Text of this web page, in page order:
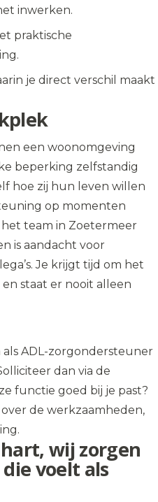
inwerken.
praktische
je direct verschil maakt
een woonomgeving
beperking zelfstandig
hoe zij hun leven willen
op momenten
team in Zoetermeer
is aandacht voor
Je krijgt tijd om het
staat er nooit alleen
ADL-zorgondersteuner
dan via de
functie goed bij je past?
de werkzaamheden,
wij zorgen
voelt als